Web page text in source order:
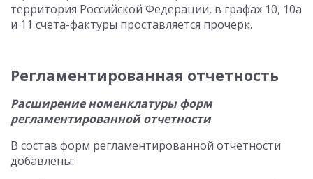
территория Российской Федерации, в графах 10, 10а
и 11 счета-фактуры проставляется прочерк.
Регламентированная отчетность
Расширение номенклатуры форм
регламентированной отчетности
В состав форм регламентированной отчетности
добавлены: